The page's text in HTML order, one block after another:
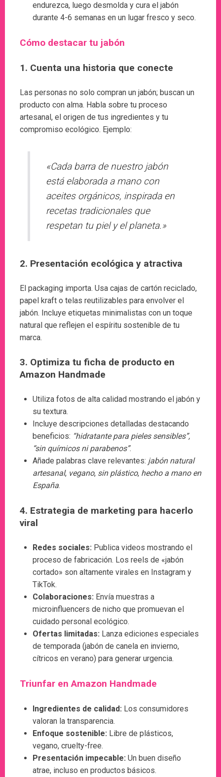
endurezca, luego desmolda y cura el jabón
durante 4-6 semanas en un lugar fresco y seco.
Cómo destacar tu jabón
1. Cuenta una historia que conecte
Las personas no solo compran un jabón; buscan un
producto con alma. Habla sobre tu proceso
artesanal, el origen de tus ingredientes y tu
compromiso ecológico. Ejemplo:
«Cada barra de nuestro jabón
está elaborada a mano con
aceites orgánicos, inspirada en
recetas tradicionales que
respetan tu piel y el planeta.»
2. Presentación ecológica y atractiva
El packaging importa. Usa cajas de cartón reciclado,
papel kraft o telas reutilizables para envolver el
jabón. Incluye etiquetas minimalistas con un toque
natural que reflejen el espíritu sostenible de tu
marca.
3. Optimiza tu ficha de producto en
Amazon Handmade
Utiliza fotos de alta calidad mostrando el jabón y
su textura.
Incluye descripciones detalladas destacando
beneficios: “hidratante para pieles sensibles”,
“sin químicos ni parabenos”.
Añade palabras clave relevantes: jabón natural
artesanal, vegano, sin plástico, hecho a mano en
España.
4. Estrategia de marketing para hacerlo
viral
Redes sociales: Publica videos mostrando el
proceso de fabricación. Los reels de «jabón
cortado» son altamente virales en Instagram y
TikTok.
Colaboraciones: Envía muestras a
microinfluencers de nicho que promuevan el
cuidado personal ecológico.
Ofertas limitadas: Lanza ediciones especiales
de temporada (jabón de canela en invierno,
cítricos en verano) para generar urgencia.
Triunfar en Amazon Handmade
Ingredientes de calidad: Los consumidores
valoran la transparencia.
Enfoque sostenible: Libre de plásticos,
vegano, cruelty-free.
Presentación impecable: Un buen diseño
atrae, incluso en productos básicos.